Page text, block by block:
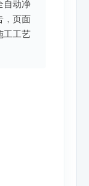
自动净
，页面
工工艺